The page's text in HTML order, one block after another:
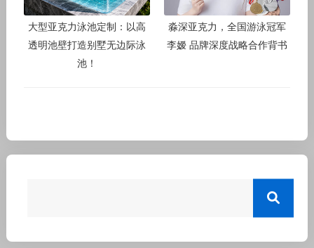
大型亚克力泳池定制：以高
透明池壁打造别墅无边际泳
池！
淼深亚克力，全国游泳冠军
李嫒 品牌深度战略合作背书